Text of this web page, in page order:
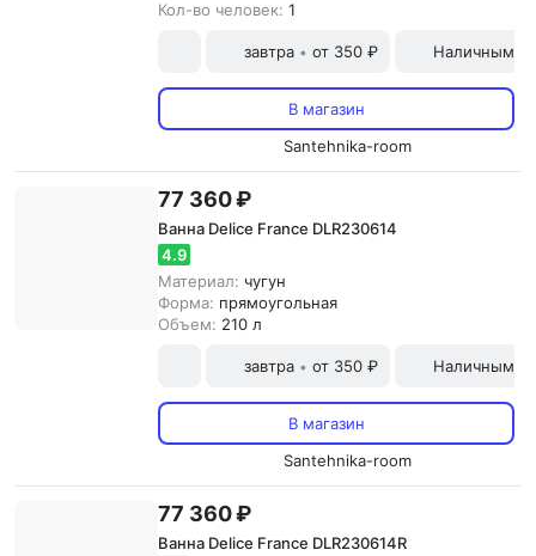
Кол-во человек: 1
завтра • от 350 ₽ Наличными
В магазин
Santehnika-room
77 360 ₽
Ванна Delice France DLR230614
4.9
Материал: чугун
Форма: прямоугольная
Объем: 210 л
завтра • от 350 ₽ Наличными
В магазин
Santehnika-room
77 360 ₽
Ванна Delice France DLR230614R